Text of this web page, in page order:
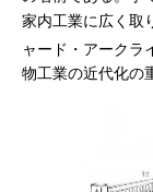
家内工業に広く取
ャード・アークラ
物工業の近代化の